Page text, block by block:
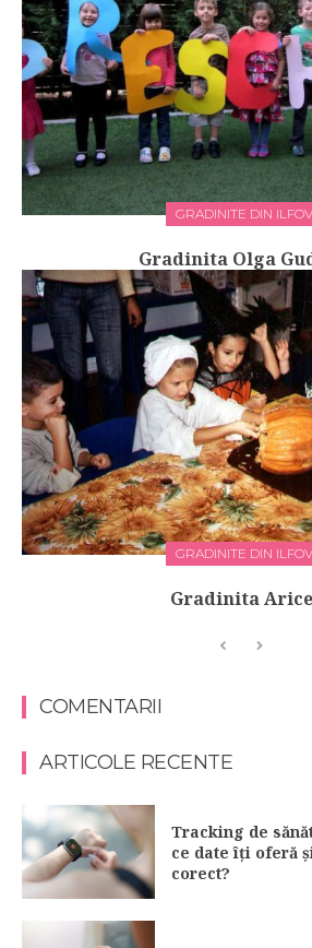
GRADINITE DIN ILFOV
Gradinita Olga
GRADINITE DIN ILFOV
Gradinita
COMENTARII
ARTICOLE RECENTE
Tracking de
ce date îți oferă
corect?